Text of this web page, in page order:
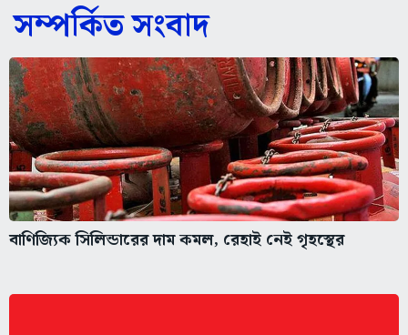
সম্পর্কিত সংবাদ
বাণিজ্যিক সিলিন্ডারের দাম কমল, রেহাই নেই গৃহস্থের